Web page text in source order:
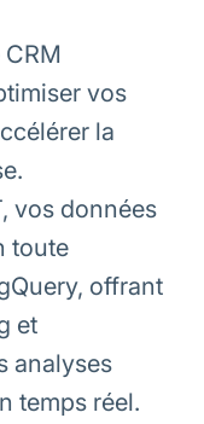
vos
la
vos données
toute
offrant
et
analyses
temps réel.